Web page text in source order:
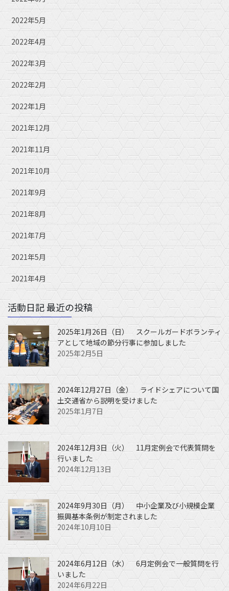
2022年5月
2022年4月
2022年3月
2022年2月
2022年1月
2021年12月
2021年11月
2021年10月
2021年9月
2021年8月
2021年7月
2021年5月
2021年4月
活動日記 最近の投稿
2025年1月26日（日） スクールガードボランティ
アとして地域の節分行事に参加しました
2025年2月5日
2024年12月27日（金） ライドシェアについて国
土交通省から説明を受けました
2025年1月7日
2024年12月3日（火） 11月定例会で代表質問を
行いました
2024年12月13日
2024年9月30日（月） 中小企業及び小規模企業
振興基本条例が制定されました
2024年10月10日
2024年6月12日（水） 6月定例会で一般質問を行
いました
2024年6月22日